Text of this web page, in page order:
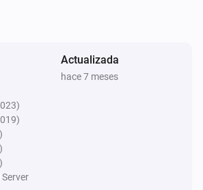
Actualizada
hace 7 meses